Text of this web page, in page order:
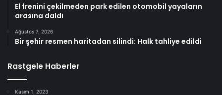
El frenini çekilmeden park edilen otomobil yayaların
arasına daldı
Ağustos 7, 2026
Bir şehir resmen haritadan silindi: Halk tahliye edildi
Rastgele Haberler
Kasım 1, 2023